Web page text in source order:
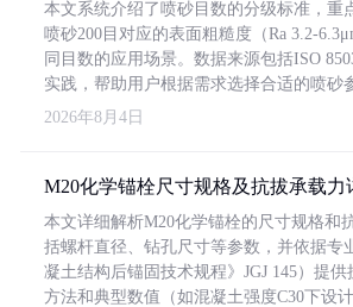
本文系统介绍了喷砂目数的分级标准，重
喷砂200目对应的表面粗糙度（Ra 3.2-
同目数的应用场景。数据来源包括ISO
实践，帮助用户根据需求选择合适的喷砂
2026年8月4日
M20化学锚栓尺寸规格及抗拔承载力
本文详细解析M20化学锚栓的尺寸规格和
括螺杆直径、钻孔尺寸等参数，并依据专
凝土结构后锚固技术规程》JGJ 145）提
方法和典型数值（如混凝土强度C30下设计